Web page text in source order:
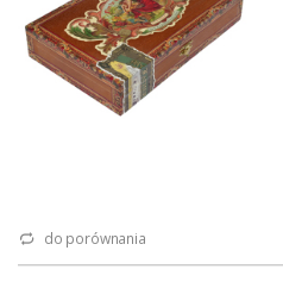
do porównania